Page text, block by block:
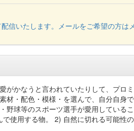
信いたします。メールをご希望の方は
がかなうと言われていたりして、プロ
材・配色・模様・を選んで、自分自身
野球等のスポーツ選手が愛用している
使用する物。 2) 自然に切れる可能性